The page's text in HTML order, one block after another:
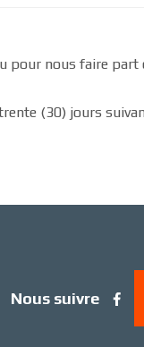
nous faire part
(30) jours
Nous suivre